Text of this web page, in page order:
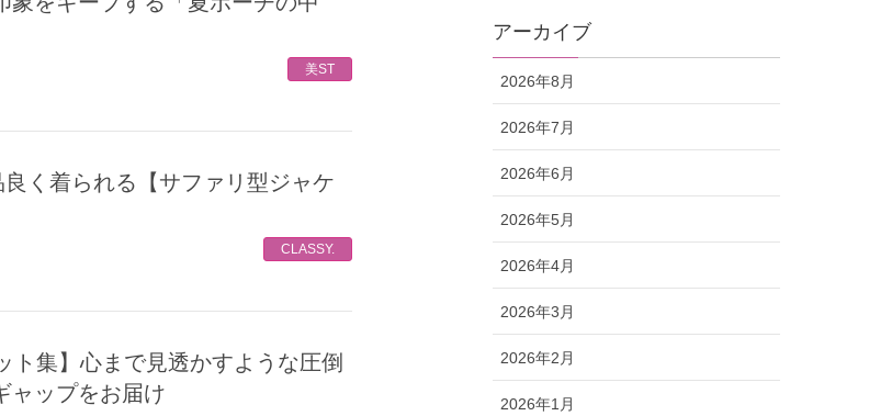
美ST
CLASSY.
ャップをお届け
アーカイブ
2026年8月
2026年7月
2026年6月
2026年5月
2026年4月
2026年3月
2026年2月
2026年1月